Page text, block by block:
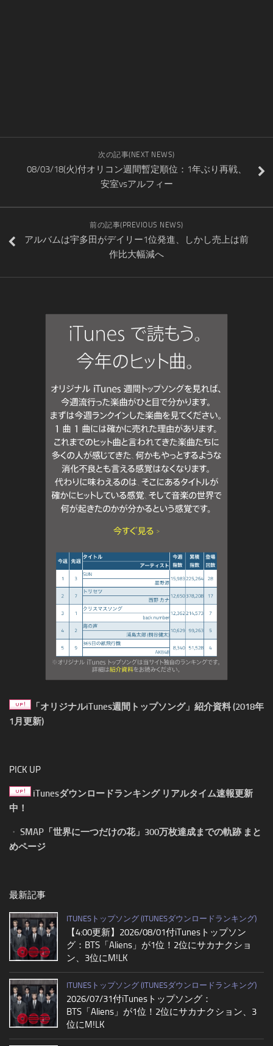
次の記事(NEXT NEWS)
08/03/18(火)付オリコン週間暫定順位：1年ぶり再戦、
安室vsアルフィー
前の記事(PREVIOUS NEWS)
アルバムは宇多田がデイリー1位発進、しかし売上は前
作比大幅減へ
「オリジナルiTunes週間トップソング」紹介資料 (2018年
1月更新)
PICK UP
iTunesダウンロードランキング リアルタイム速報更新
中！
・ SMAP「世界に一つだけの花」300万枚達成までの軌跡 まと
めページ
最新記事
ITUNESトップソング (ITUNESダウンロードランキング)
【4:00更新】2026/08/01付iTunesトップソン
グ：BTS「Aliens」が1位！2位にサカナクショ
ン、3位にM!LK
ITUNESトップソング (ITUNESダウンロードランキング)
2026/07/31付iTunesトップソング：
BTS「Aliens」が1位！2位にサカナクション、3
位にM!LK